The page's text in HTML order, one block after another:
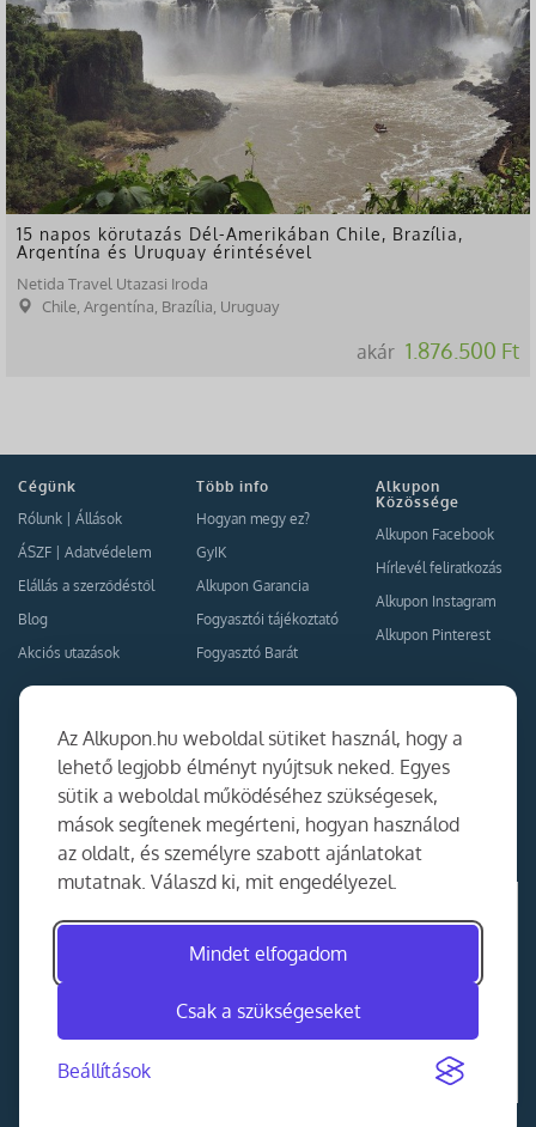
Az Alkupon.hu weboldal sütiket használ, hogy a
lehető legjobb élményt nyújtsuk neked. Egyes
sütik a weboldal működéséhez szükségesek,
mások segítenek megérteni, hogyan használod
az oldalt, és személyre szabott ajánlatokat
mutatnak. Válaszd ki, mit engedélyezel.
Mindet elfogadom
Csak a szükségeseket
Beállítások
15 napos körutazás Dél-Amerikában Chile, Brazília,
Argentína és Uruguay érintésével
Netida Travel Utazasi Iroda
Chile, Argentína, Brazília, Uruguay
akár 1.876.500 Ft
Cégünk
Rólunk
Állások
ÁSZF
Adatvédelem
Elállás a szerződéstől
Blog
Akciós utazások
Több info
Hogyan megy ez?
GyIK
Alkupon Garancia
Fogyasztói tájékoztató
Fogyasztó Barát
Alkupon
Közössége
Alkupon Facebook
Hírlevél feliratkozás
Alkupon Instagram
Alkupon Pinterest
Együttműködés
Kapcsolat
Ajánlj nekünk!
Partner Belépés